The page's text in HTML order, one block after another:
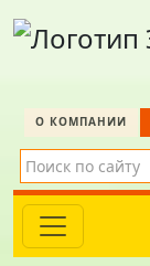
О КОМПАНИИ